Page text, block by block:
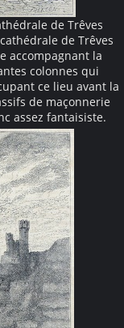
de Trêves
de Trêves
accompagnant la
colonnes qui
ce lieu avant la
de maçonnerie
assez fantaisiste.